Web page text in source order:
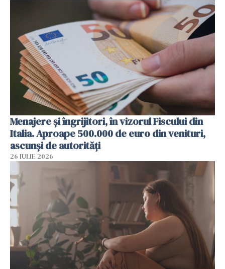
Menajere și îngrijitori, în vizorul Fiscului din
Italia. Aproape 500.000 de euro din venituri,
ascunși de autorități
26 IULIE 2026